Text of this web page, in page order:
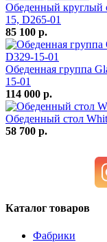
Обеденный круглый
15, D265-01
85 100 р.
Обеденная группа
15-01
114 000 р.
Обеденный стол
58 700 р.
Каталог товаров
Фабрики